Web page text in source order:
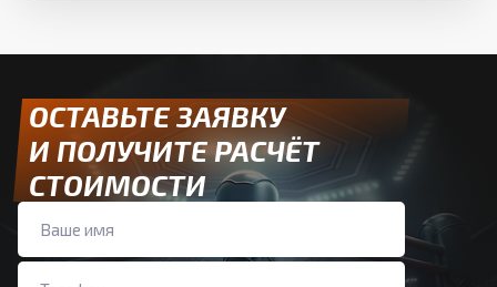
ОСТАВЬТЕ ЗАЯВКУ
И ПОЛУЧИТЕ РАСЧЁТ
СТОИМОСТИ